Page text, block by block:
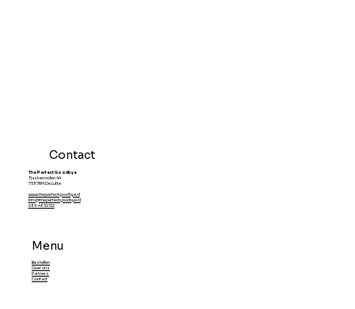
Contact
The Perfect Goodbye
Tjaskermolen 44
7587RM De Lutte
www.theperfectgoodbye.nl
info@theperfectgoodbye.nl
085-4852152
Menu
Bestellen
Over ons
Partners
Contact